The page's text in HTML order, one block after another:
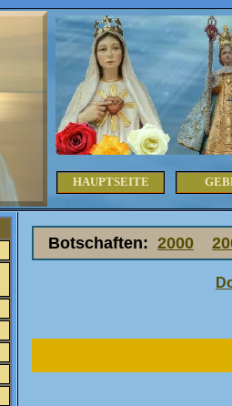
HAUPTSEITE
Botschaften: 2000